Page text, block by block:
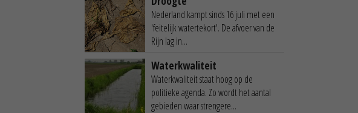
Nederland kampt sinds 16 juli met een
'feitelijk watertekort'. De afvoer van de
Rijn lag in...
Waterkwaliteit
Waterkwaliteit staat hoog op de
politieke agenda. Zo wordt het aantal
gebieden waar strengere...